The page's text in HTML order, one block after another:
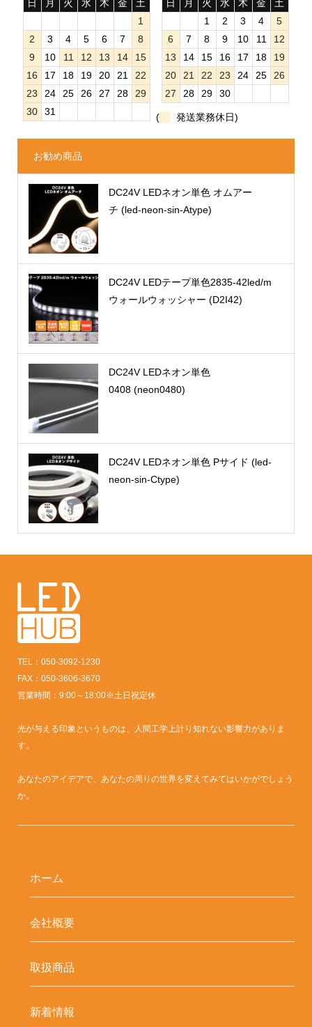
日
月 火 水 木 金
土
1
2
3 4 5 6 7
8
9
10 11 12 13 14
15
16
17 18 19 20 21
22
23
24 25 26 27 28
29
30
31
日
月 火 水 木 金
土
1
2 3 4
5
6
7 8 9 10 11
12
13
14 15 16 17 18
19
20
21 22 23 24 25
26
27
28 29 30
( 発送業務休日)
お勧め商品
DC24V LEDネオン単色 オムアー
チ (led-neon-sin-Atype)
DC24V LEDテープ単色2835-42led/m
ウォールウォッシャー (D2I42)
DC24V LEDネオン単色
0408 (neon0480)
DC24V LEDネオン単色 Pサイド (led-
neon-sin-Ctype)
TEL：050-3092-1230
FAX：050-3606-3670
営業時間：9:00～18:00※土日祝定休
光が与える印象というものは、人間工学上計り知れない影響力がありま
す。
あなたのアイデアで、あなたの周りの世界を変えてみてはいかがでしょう
か。
ホーム
会社概要
取扱商品
新着情報